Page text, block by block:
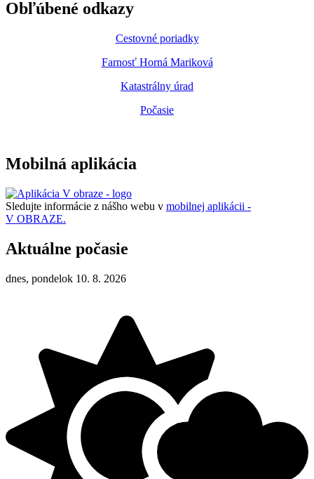
Obľúbené odkazy
Cestovné poriadky
Farnosť Horná Mariková
Katastrálny úrad
Počasie
Mobilná aplikácia
Sledujte informácie z nášho webu v mobilnej aplikácii -
V OBRAZE.
Aktuálne počasie
dnes, pondelok 10. 8. 2026